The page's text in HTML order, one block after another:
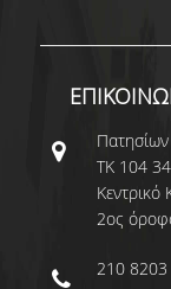
Εσωτερικές
Χρήσιμο υλικό
Υπηρεσιών
ΤΚ 104
Κεντρικό
2ος
210